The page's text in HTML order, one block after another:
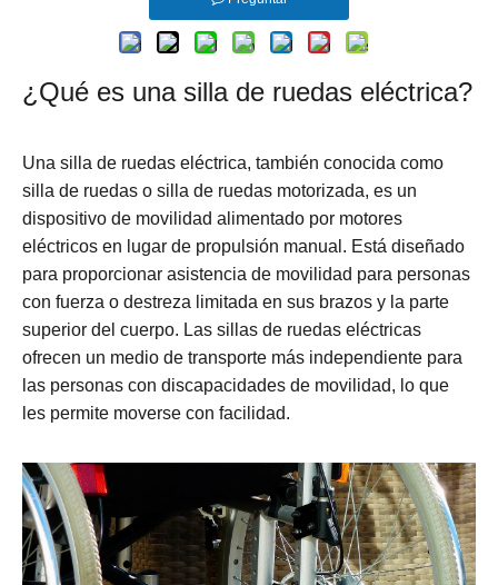
¿Qué es una silla de ruedas eléctrica?
Una silla de ruedas eléctrica, también conocida como
silla de ruedas o silla de ruedas motorizada, es un
dispositivo de movilidad alimentado por motores
eléctricos en lugar de propulsión manual. Está diseñado
para proporcionar asistencia de movilidad para personas
con fuerza o destreza limitada en sus brazos y la parte
superior del cuerpo. Las sillas de ruedas eléctricas
ofrecen un medio de transporte más independiente para
las personas con discapacidades de movilidad, lo que
les permite moverse con facilidad.